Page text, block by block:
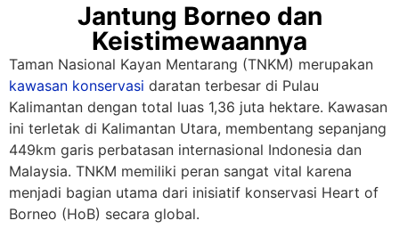
Jantung Borneo dan
Keistimewaannya
Taman Nasional Kayan Mentarang (TNKM) merupakan
kawasan konservasi daratan terbesar di Pulau
Kalimantan dengan total luas 1,36 juta hektare. Kawasan
ini terletak di Kalimantan Utara, membentang sepanjang
449km garis perbatasan internasional Indonesia dan
Malaysia. TNKM memiliki peran sangat vital karena
menjadi bagian utama dari inisiatif konservasi Heart of
Borneo (HoB) secara global.